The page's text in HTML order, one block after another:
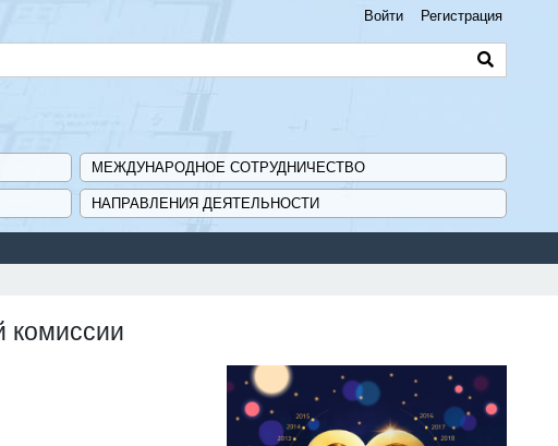
Войти Регистрация
МЕЖДУНАРОДНОЕ СОТРУДНИЧЕСТВО
НАПРАВЛЕНИЯ ДЕЯТЕЛЬНОСТИ
комиссии